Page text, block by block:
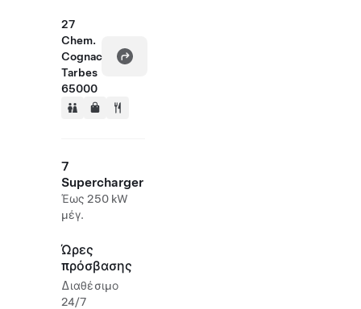
27
Chem.
Cognac
Tarbes
65000
7
Supercharger
Έως 250 kW
μέγ.
Ώρες
πρόσβασης
Διαθέσιμο
24/7